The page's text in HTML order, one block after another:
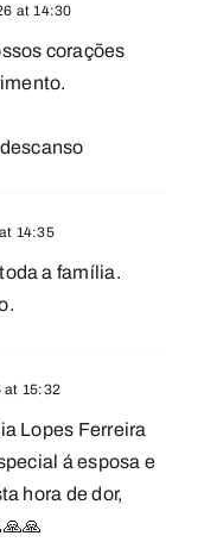
at 14:30
corações
14:35
a família.
at 15:32
Lopes Ferreira
á esposa e
hora de dor,